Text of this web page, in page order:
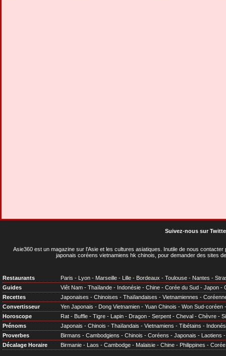
Suivez-nous sur
Asie360 est un magazine sur l'Asie et les cultures asiatiques . Inutile de nous
japonais coréens vietnamiens hk chinois, pour demander des sites
Restaurants Paris - Lyon - Marseille - Lille - Bordeaux - Toulouse - Nantes -
Guides
Viêt Nam - Thaïlande - Indonésie - Chine - Corée du Sud - Japon -
Recettes
Japonaises - Chinoises - Thaïlandaises - Vietnamiennes -
Convertisseur
Yen Japonais - Dong Vietnamien - Yuan Chinois - Won Sud-coréen
Horoscope
Rat - Buffle - Tigre - Lapin - Dragon - Serpent - Cheval - Chèvre -
Prénoms
Japonais - Chinois - Thaïlandais - Vietnamiens - Tibétains -
Proverbes
Birmans - Cambodgiens - Chinois - Coréens - Japonais - Laotiens
Décalage Horaire
Birmanie - Laos - Cambodge - Malaisie - Chine - Philippines - Corée